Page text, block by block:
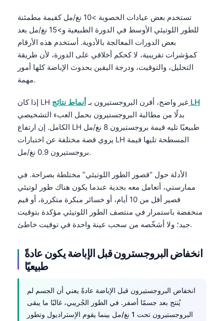
تستخدم بعض عيادات الخصوبة >10 نغ/مل كقيمة مطمئنة
للطور اللوتيئي الأوسط في الدورة الطبيعية و>15 نغ/مل بعد
بعض الدورات المعالجة بالأدوية. أستخدم هذه الأرقام
كمؤشرات تقريبية، لا كحكم أخلاقي على الدورة، لأن طريقة
التحليل، والتوقيت، ودرجة اليقين بحدوث الإباضة كلها أمور
مهمة.
إذا كان LH غير واضح، أقرن البروجستيرون بـ أنماط نتائج LH
بدلًا من مطالبة البروجستيرون بحمل العبء التشخيصي
الكامل. إن ارتفاع LH طبيعيًا تليه قيمة بروجستيرون 8 نغ/مل
يروي قصة مختلفة عن اختبارات LH المسطحة تليها قيمة
بروجستيرون 0.9 نغ/مل.
الأدلة حول “قصور الطور اللوتيئي” مختلطة بصراحة. في
ممارستي، أتعامل معه بجدية عندما يكون هناك طور لوتيئي
قصير أقل من 10 أيام، أو خسائر مبكرة متكررة، أو قيم
منخفضة باستمرار في منتصف الطور اللوتيئي مؤكدة بتوقيت
جيد؛ ولا أشخّصه من سحب عينة واحدة في توقيت خاطئ.
انخفاض البروجسترون قبل الإباضة يكون عادةً
طبيعيًا
انخفاض البروجستيرون قبل الإباضة عادةً يعني أن الجسم لم
يُنتج بعد جسمًا أصفر. في الطور الجُريبي، غالبًا ما يبقى
البروجستيرون تحت 1 نغ/مل بينما يقوم الإستراديول وتطور